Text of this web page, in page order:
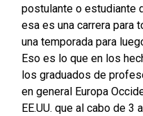
postulante o estudiante
esa es una carrera para
una temporada para
Eso es lo que en los
los graduados de
en general Europa
EE.UU. que al cabo de